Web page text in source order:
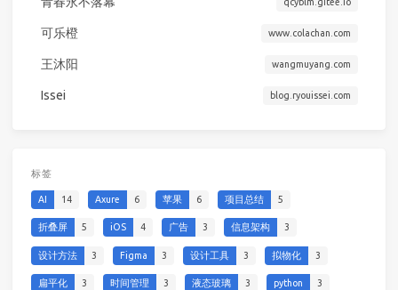
可乐橙 www.colachan.com
王沐阳 wangmuyang.com
Issei blog.ryouissei.com
标签
AI 14 Axure 6 苹果 6 项目总结 5
折叠屏 5 iOS 4 广告 3 信息架构 3
设计方法 3 Figma 3 设计工具 3 拟物化 3
扁平化 3 时间管理 3 液态玻璃 3 python 3